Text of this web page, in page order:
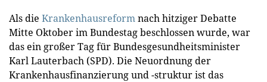
Als die Krankenhausreformnach hitziger Debatte
Mitte Oktober im Bundestag beschlossen wurde, war
das ein großer Tag für Bundesgesundheitsminister
Karl Lauterbach (SPD). Die Neuordnung der
Krankenhausfinanzierung und -struktur ist das